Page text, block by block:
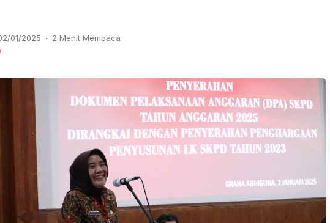
01/2025 . 2 Menit Membaca